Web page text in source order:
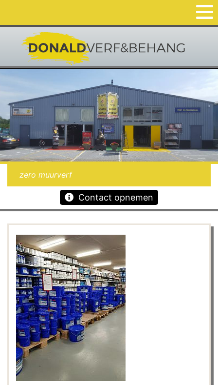
zero muurverf
Contact opnemen